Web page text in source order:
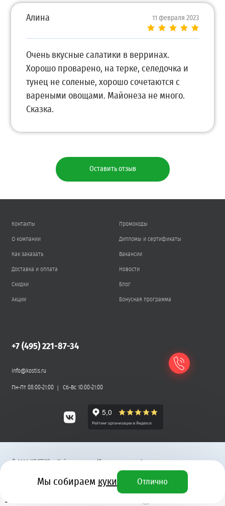
2 930 ₽
Оставить отзыв
Алина 11 февраля 2023
Очень вкусные салатики в верринах.
Хорошо проварено, на терке, селедочка и
тунец не соленые, хорошо сочетаются с
вареными овощами. Майонеза не много.
Сказка.
Контакты
О компании
Как заказать
Доставка и оплата
Скидки
Акции
Промокоды
Дипломы и сертификаты
Вакансии
Новости
Блог
Бонусная программа
+7 (495) 221-87-34
info@kostis.ru
Пн-Пт 08:00-21:00 Сб-Вс 10:00-21:00
©2026 КОСТИС — Кейтеринг. Юридическая информация
Мы собираем куки Отлично